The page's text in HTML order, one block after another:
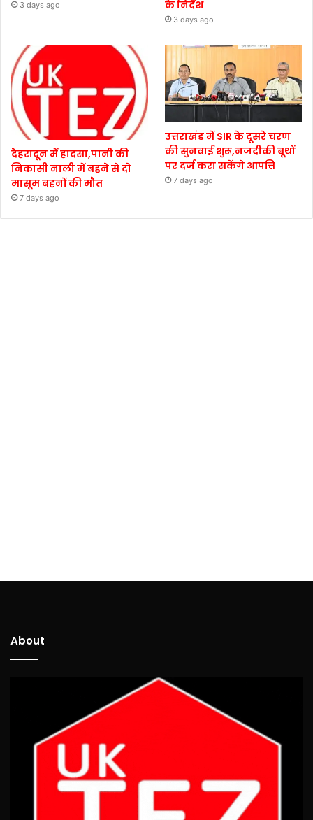
3 days ago के निर्देश
3 days ago
देहरादून में हादसा,पानी की
निकासी नाली में बहने से दो
मासूम बहनों की मौत
7 days ago
उत्तराखंड में SIR के दूसरे चरण
की सुनवाई शुरू,नजदीकी बूथों
पर दर्ज करा सकेंगे आपत्ति
7 days ago
About